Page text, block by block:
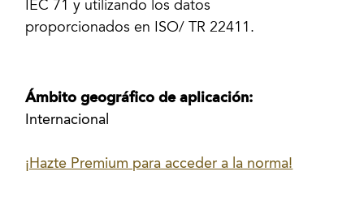
IEC 71 y utilizando los datos
proporcionados en ISO/ TR 22411.
Ámbito geográfico de aplicación:
Internacional
¡Hazte Premium para acceder a la norma!